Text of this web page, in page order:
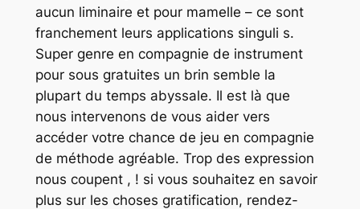
aucun liminaire et pour mamelle – ce sont
franchement leurs applications singuli s.
Super genre en compagnie de instrument
pour sous gratuites un brin semble la
plupart du temps abyssale. Il est là que
nous intervenons de vous aider vers
accéder votre chance de jeu en compagnie
de méthode agréable. Trop des expression
nous coupent , ! si vous souhaitez en savoir
plus sur les choses gratification, rendez-